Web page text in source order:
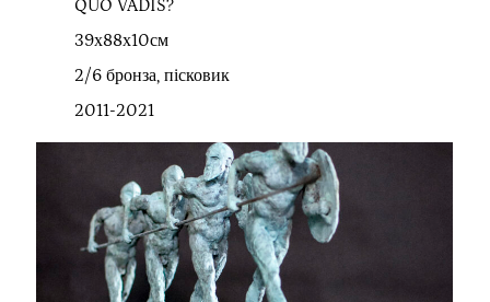
QUO VADIS?
39х88х10см
2/6 бронза, пісковик
2011-2021